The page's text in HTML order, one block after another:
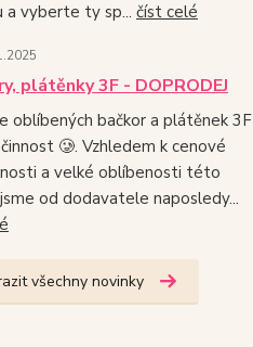
a vyberte ty sp... číst celé
plátěnky 3F - DOPRODEJ
oblíbených bačkor a plátěnek 3F
🥲. Vzhledem k cenové
a velké oblíbenosti této
od dodavatele naposledy...
všechny novinky